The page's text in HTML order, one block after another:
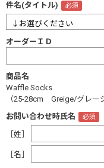
件名(タイトル)
オーダーＩＤ
商品名
Waffle Socks
（25-28cm Greige/グレー
お問い合わせ時氏名
［姓］
［名］